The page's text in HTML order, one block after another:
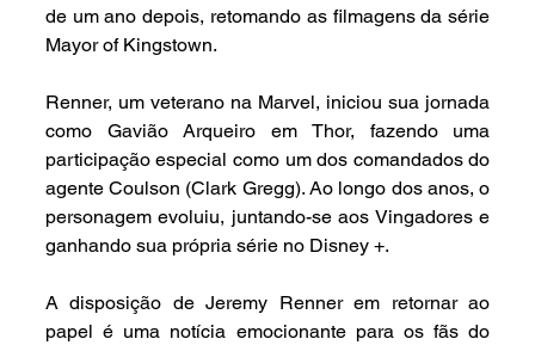
de um ano depois, retomando as filmagens da série
Mayor of Kingstown.
Renner, um veterano na Marvel, iniciou sua jornada
como Gavião Arqueiro em Thor, fazendo uma
participação especial como um dos comandados do
agente Coulson (Clark Gregg). Ao longo dos anos, o
personagem evoluiu, juntando-se aos Vingadores e
ganhando sua própria série no Disney +.
A disposição de Jeremy Renner em retornar ao
papel é uma notícia emocionante para os fãs do